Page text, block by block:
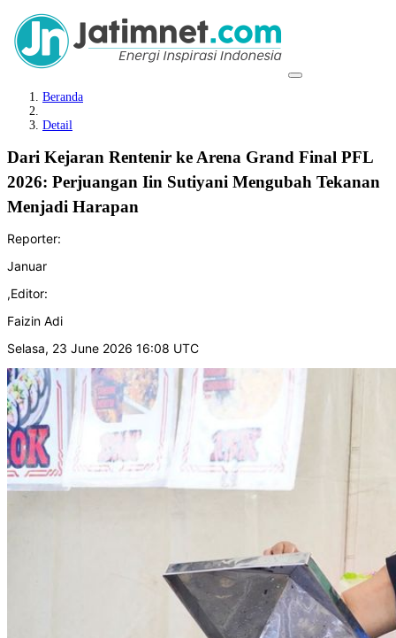
Beranda
Detail
Dari Kejaran Rentenir ke Arena Grand Final PFL
2026: Perjuangan Iin Sutiyani Mengubah Tekanan
Menjadi Harapan
Reporter:
Januar
,Editor:
Faizin Adi
Selasa, 23 June 2026 16:08 UTC